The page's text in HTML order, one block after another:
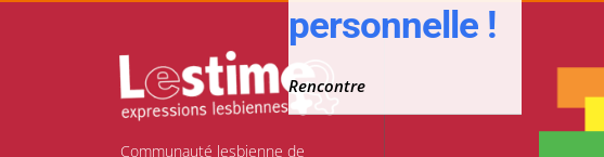
personnelle !
Rencontre
Communauté lesbienne de